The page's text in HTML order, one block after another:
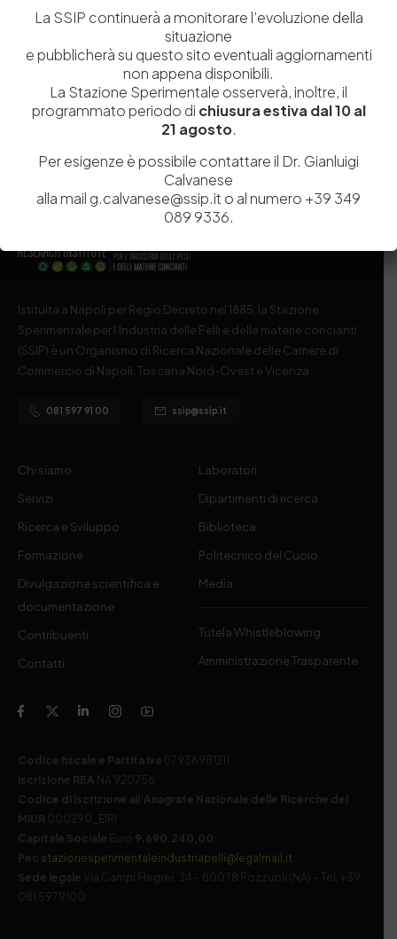
Salva il mio nome, email e sito web in questo browser per la
prossima volta che commento.
Istituita a Napoli per Regio Decreto nel 1885, la Stazione
Sperimentale per l’Industria delle Pelli e delle materie concianti
(SSIP) è un Organismo di Ricerca Nazionale delle Camere di
Commercio di Napoli, Toscana Nord-Ovest e Vicenza.
081 597 91 00 ssip@ssip.it
Chi siamo
Servizi
Ricerca e Sviluppo
Formazione
Divulgazione scientifica e
documentazione
Contribuenti
Contatti
Laboratori
Dipartimenti di ricerca
Biblioteca
Politecnico del Cuoio
Media
Tutela Whistleblowing
Amministrazione Trasparente
Codice fiscale e Partita Iva 07936981211
Iscrizione REA NA 920756
Codice di iscrizione all’Anagrafe Nazionale delle Ricerche del
MIUR 000290_EIRI
Capitale Sociale Euro 9.690.240,00
Pec stazionesperimentaleindustriapelli@legalmail.it
Sede legale
Via Campi Flegrei, 34 – 80078 Pozzuoli (NA) – Tel. +39
081 5979100
La SSIP continuerà a monitorare l’evoluzione della
situazione
e pubblicherà su questo sito eventuali aggiornamenti
non appena disponibili.
La Stazione Sperimentale osserverà, inoltre, il
programmato periodo di chiusura estiva dal 10 al
21 agosto.
Per esigenze è possibile contattare il Dr. Gianluigi
Calvanese
alla mail g.calvanese@ssip.it o al numero +39 349
089 9336.